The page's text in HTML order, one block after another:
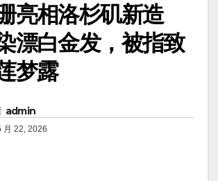
亮相洛杉矶新造
漂白金发，被指致
梦露
admin
月 22, 2026